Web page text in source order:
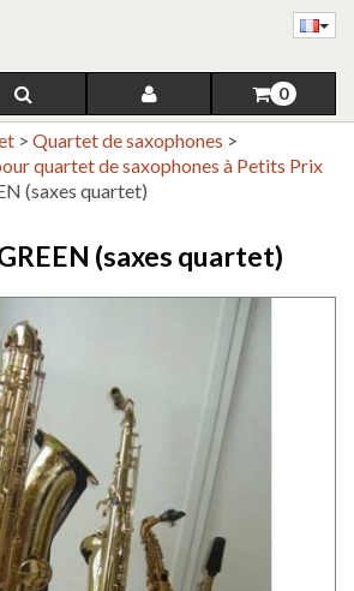
0
> Quartet de saxophones >
quartet de saxophones à Petits Prix
(saxes quartet)
(saxes quartet)